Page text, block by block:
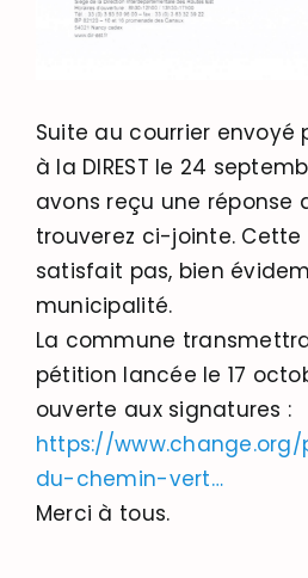
Suite au courrier envoyé
à la DIREST le 24
avons reçu une réponse
trouverez ci-jointe. Cette
satisfait pas, bien
municipalité.
La commune
pétition lancée le 17
ouverte aux signatures :
https://www.change.org/
du-chemin-vert…
Merci à tous.